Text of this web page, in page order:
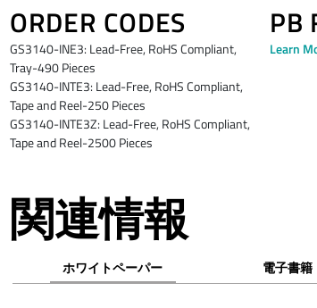
ORDER CODES
GS3140-INE3: Lead-Free, RoHS Compliant,
Tray-490 Pieces
GS3140-INTE3: Lead-Free, RoHS Compliant,
Tape and Reel-250 Pieces
GS3140-INTE3Z: Lead-Free, RoHS Compliant,
Tape and Reel-2500 Pieces
PB
Learn
関連情報
ホワイトペーパー 電子書籍